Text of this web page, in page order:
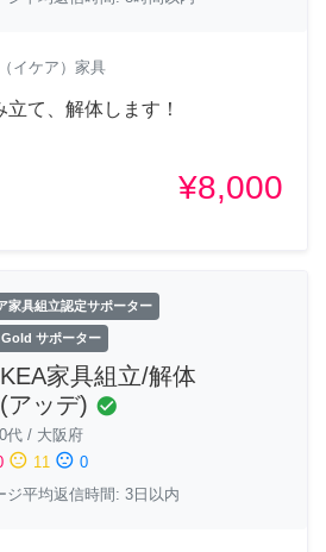
イケア）家具
て、解体します！
¥8,000
家具組立認定サポーター
Gold サポーター
家具組立/解体
アッデ) check_circle
代 / 大阪府
sentiment_neutral 11 sentiment_dissatisfied 0
ジ平均返信時間: 3日以内